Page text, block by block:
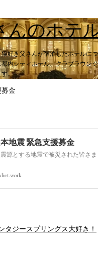
んのホテ
好き父さんが宿泊したホテルに
内シティホテル、クラブラウ
す。
金
地震 緊急支援募金
タジースプリングス大好き！